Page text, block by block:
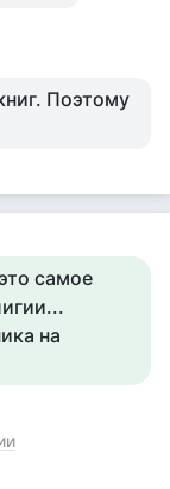
Поэтому
самое
на